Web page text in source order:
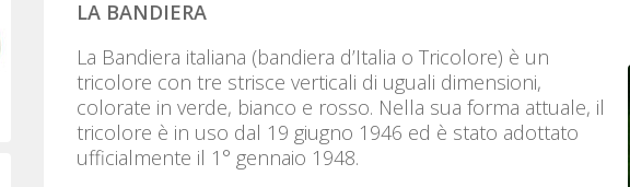
LA BANDIERA
La Bandiera italiana (bandiera d’Italia o Tricolore) è un
tricolore con tre strisce verticali di uguali dimensioni,
colorate in verde, bianco e rosso. Nella sua forma attuale, il
tricolore è in uso dal 19 giugno 1946 ed è stato adottato
ufficialmente il 1° gennaio 1948.